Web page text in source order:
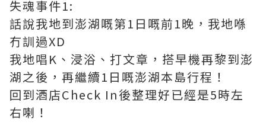
失魂事件1:
話說我地到澎湖嘅第1日嘅前1晚，我地喺
冇訓過XD
我地唱K、浸浴、打文章，搭早機再黎到澎
湖之後，再繼續1日嘅澎湖本島行程！
回到酒店Check In後整理好已經是5時左
右喇！